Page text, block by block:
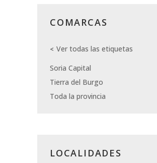
COMARCAS
Ver todas las etiquetas
Soria Capital
Tierra del Burgo
Toda la provincia
LOCALIDADES